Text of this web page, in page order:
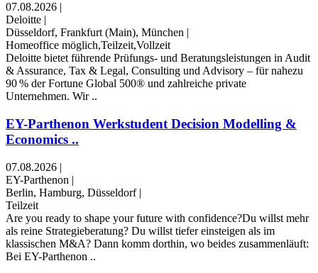
07.08.2026 |
Deloitte |
Düsseldorf, Frankfurt (Main), München |
Homeoffice möglich,Teilzeit,Vollzeit
Deloitte bietet führende Prüfungs- und Beratungsleistungen in Audit
& Assurance, Tax & Legal, Consulting und Advisory – für nahezu
90 % der Fortune Global 500® und zahlreiche private
Unternehmen. Wir ..
EY-Parthenon Werkstudent Decision Modelling &
Economics ..
07.08.2026 |
EY-Parthenon |
Berlin, Hamburg, Düsseldorf |
Teilzeit
Are you ready to shape your future with confidence?Du willst mehr
als reine Strategieberatung? Du willst tiefer einsteigen als im
klassischen M&A? Dann komm dorthin, wo beides zusammenläuft:
Bei EY-Parthenon ..